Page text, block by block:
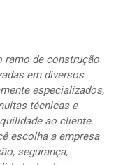
ramo de construção
em diversos
especializados,
técnicas e
ao cliente.
escolha a empresa
segurança,